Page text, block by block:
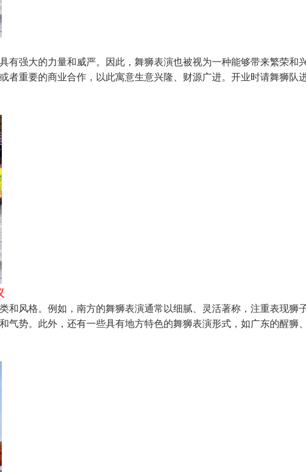
有强大的力量和威严。因此，舞狮表演也被视为一种能够带来繁荣和
者重要的商业合作，以此寓意生意兴隆、财源广进。开业时请舞狮队
和风格。例如，南方的舞狮表演通常以细腻、灵活著称，注重表现狮
气势。此外，还有一些具有地方特色的舞狮表演形式，如广东的醒狮